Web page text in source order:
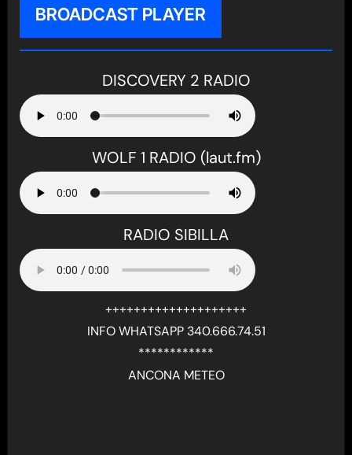
BROADCAST PLAYER
DISCOVERY 2 RADIO
WOLF 1 RADIO (laut.fm)
RADIO SIBILLA
++++++++++++++++++++
INFO WHATSAPP 340.666.74.51
************
ANCONA METEO